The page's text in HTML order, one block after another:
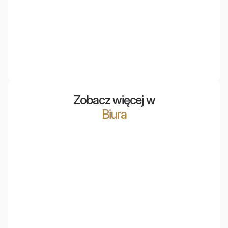
Zobacz więcej w
Biura